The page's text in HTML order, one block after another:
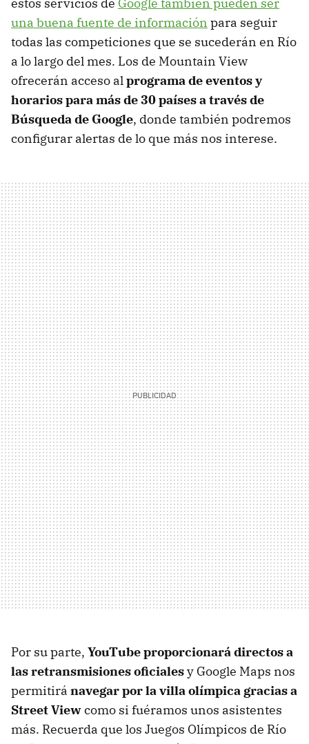
estos servicios de Google también pueden ser
una buena fuente de información para seguir
todas las competiciones que se sucederán en Río
a lo largo del mes. Los de Mountain View
ofrecerán acceso alprograma de eventos y
horarios para más de 30 países a través de
Búsqueda de Google, donde también podremos
configurar alertas de lo que más nos interese.
Por su parte, YouTube proporcionará directos a
las retransmisiones oficialesy Google Maps nos
permitirá navegar por la villa olímpica gracias a
Street Viewcomo si fuéramos unos asistentes
más. Recuerda que los Juegos Olímpicos de Río